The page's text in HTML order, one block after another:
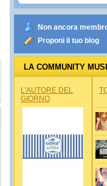
Non ancora
Proponi il tuo blog
LA COMMUNITY
L'AUTORE DEL
GIORNO